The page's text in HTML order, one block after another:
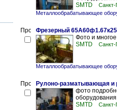
SMTD
Санкт-
Металлообрабатывающее
Фрезерный
Фото и
SMTD
Санкт-
Металлообрабатывающее
Рулоно-разматывающая и
фото
SMTD
Санкт-